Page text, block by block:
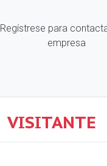
Regístrese para
empresa
VISITANTE